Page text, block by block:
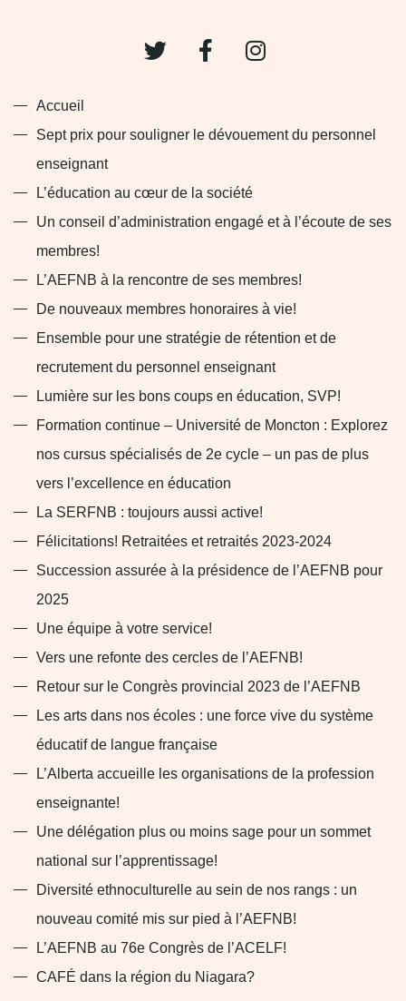
T
w
t
e
F
a
b
k
-
I
n
a
m
Accueil
Sept prix pour souligner le dévouement du personnel
enseignant
L’éducation au cœur de la société
Un conseil d’administration engagé et à l’écoute de ses
membres!
L’AEFNB à la rencontre de ses membres!
De nouveaux membres honoraires à vie!
Ensemble pour une stratégie de rétention et de
recrutement du personnel enseignant
Lumière sur les bons coups en éducation, SVP!
Formation continue – Université de Moncton : Explorez
nos cursus spécialisés de 2e cycle – un pas de plus
vers l’excellence en éducation
La SERFNB : toujours aussi active!
Félicitations! Retraitées et retraités 2023-2024
Succession assurée à la présidence de l’AEFNB pour
2025
Une équipe à votre service!
Vers une refonte des cercles de l’AEFNB!
Retour sur le Congrès provincial 2023 de l’AEFNB
Les arts dans nos écoles : une force vive du système
éducatif de langue française
L’Alberta accueille les organisations de la profession
enseignante!
Une délégation plus ou moins sage pour un sommet
national sur l’apprentissage!
Diversité ethnoculturelle au sein de nos rangs : un
nouveau comité mis sur pied à l’AEFNB!
L’AEFNB au 76e Congrès de l’ACELF!
CAFÉ dans la région du Niagara?